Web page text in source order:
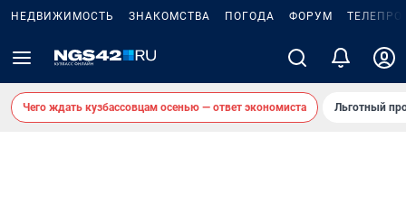
НЕДВИЖИМОСТЬ ЗНАКОМСТВА ПОГОДА ФОРУМ
Чего ждать кузбассовцам осенью — ответ экономиста Льготный